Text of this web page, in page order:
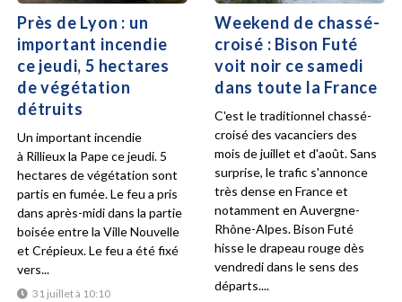
Près de Lyon : un
important incendie
ce jeudi, 5 hectares
de végétation
détruits
31 juillet à 10:10
Un important incendie
à Rillieux la Pape ce jeudi. 5
hectares de végétation sont
partis en fumée. Le feu a pris
dans après-midi dans la partie
boisée entre la Ville Nouvelle
et Crépieux. Le feu a été fixé
vers...
Weekend de chassé-
croisé : Bison Futé
voit noir ce samedi
dans toute la France
C'est le traditionnel chassé-
croisé des vacanciers des
mois de juillet et d'août. Sans
surprise, le trafic s'annonce
très dense en France et
notamment en Auvergne-
Rhône-Alpes. Bison Futé
hisse le drapeau rouge dès
vendredi dans le sens des
départs....